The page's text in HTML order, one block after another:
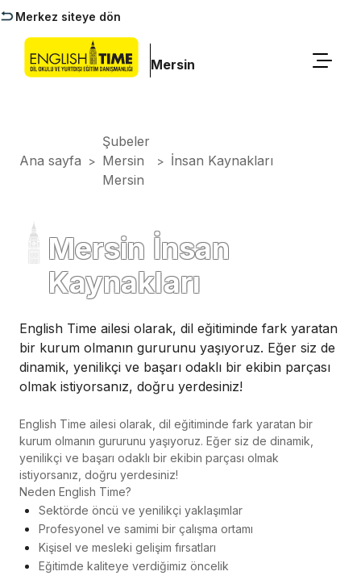
Merkez siteye dön
Mersin
Ana sayfa >
Şubeler
Mersin
Mersin
> İnsan Kaynakları
Mersin İnsan
Kaynakları
English Time ailesi olarak, dil eğitiminde fark yaratan
bir kurum olmanın gururunu yaşıyoruz. Eğer siz de
dinamik, yenilikçi ve başarı odaklı bir ekibin parçası
olmak istiyorsanız, doğru yerdesiniz!
English Time ailesi olarak, dil eğitiminde fark yaratan bir
kurum olmanın gururunu yaşıyoruz. Eğer siz de dinamik,
yenilikçi ve başarı odaklı bir ekibin parçası olmak
istiyorsanız, doğru yerdesiniz!
Neden English Time?
Sektörde öncü ve yenilikçi yaklaşımlar
Profesyonel ve samimi bir çalışma ortamı
Kişisel ve mesleki gelişim fırsatları
Eğitimde kaliteye verdiğimiz öncelik